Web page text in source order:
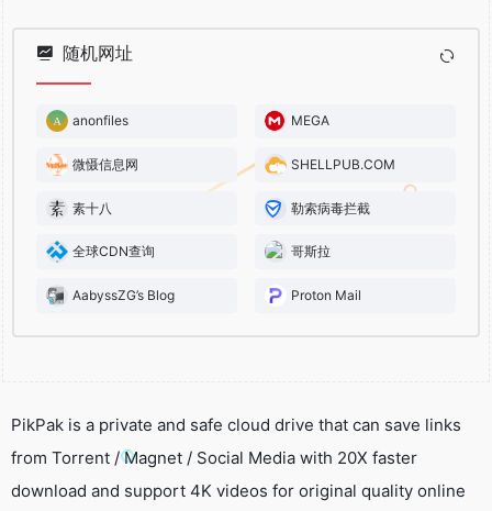
随机网址
anonfiles MEGA
微慑信息网 SHELLPUB.COM
素十八 勒索病毒拦截
全球CDN查询 哥斯拉
AabyssZG’s Blog Proton Mail
PikPak is a private and safe cloud drive that can save links
from Torrent / Magnet / Social Media with 20X faster
download and support 4K videos for original quality online